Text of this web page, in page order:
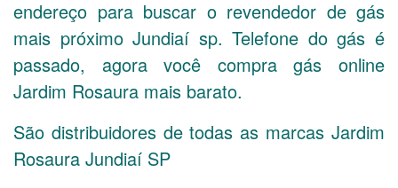
endereço para buscar o revendedor de gás
mais próximo Jundiaí sp. Telefone do gás é
passado, agora você compra gás online
Jardim Rosaura mais barato.
São distribuidores de todas as marcas Jardim
Rosaura Jundiaí SP